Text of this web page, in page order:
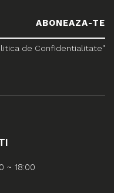
de Confidentialitate"
~ 18:00